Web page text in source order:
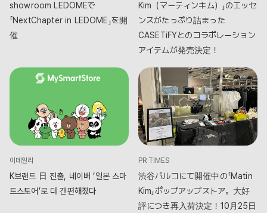
showroom LEDOMEで
「NextChapter in LEDOME」を開
催
Kim（マーティンキム）」のエッセ
ンスがたっぷり詰まった
CASETiFYとのコラボレーション
アイテムが発売決定！
이데일리
K브랜드 日 진출, 네이버 ‘일본 스마
트스토어’로 더 간편해졌다
PR TIMES
渋谷パルコにて開催中の「Matin
Kim」ポップアップストア。大好
評につき再入荷決定！10月25日